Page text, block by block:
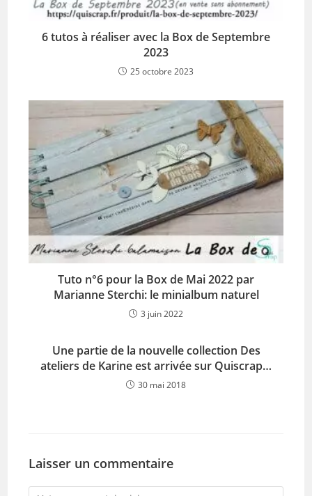
6 tutos à réaliser avec la Box de Septembre
2023
25 octobre 2023
Tuto n°6 pour la Box de Mai 2022 par
Marianne Sterchi: le minialbum naturel
3 juin 2022
Une partie de la nouvelle collection Des
ateliers de Karine est arrivée sur Quiscrap…
30 mai 2018
Laisser un commentaire